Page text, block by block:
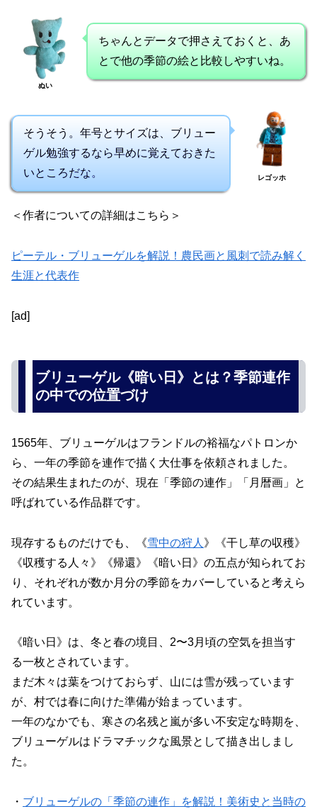
ぬい
ちゃんとデータで押さえておくと、あ
とで他の季節の絵と比較しやすいね。
そうそう。年号とサイズは、ブリュー
ゲル勉強するなら早めに覚えておきた
いところだな。
レゴッホ
＜作者についての詳細はこちら＞
ピーテル・ブリューゲルを解説！農民画と風刺で読み解く
生涯と代表作
[ad]
ブリューゲル《暗い日》とは？季節連作
の中での位置づけ
1565年、ブリューゲルはフランドルの裕福なパトロンか
ら、一年の季節を連作で描く大仕事を依頼されました。
その結果生まれたのが、現在「季節の連作」「月暦画」と
呼ばれている作品群です。
現存するものだけでも、《雪中の狩人 》《干し草の収穫》
《収穫する人々》《帰還》《暗い日》の五点が知られてお
り、それぞれが数か月分の季節をカバーしていると考えら
れています。
《暗い日》は、冬と春の境目、2〜3月頃の空気を担当す
る一枚とされています。
まだ木々は葉をつけておらず、山には雪が残っています
が、村では春に向けた準備が始まっています。
一年のなかでも、寒さの名残と嵐が多い不安定な時期を、
ブリューゲルはドラマチックな風景として描き出しまし
た。
・ ブリューゲルの「季節の連作」を解説！美術史と当時の